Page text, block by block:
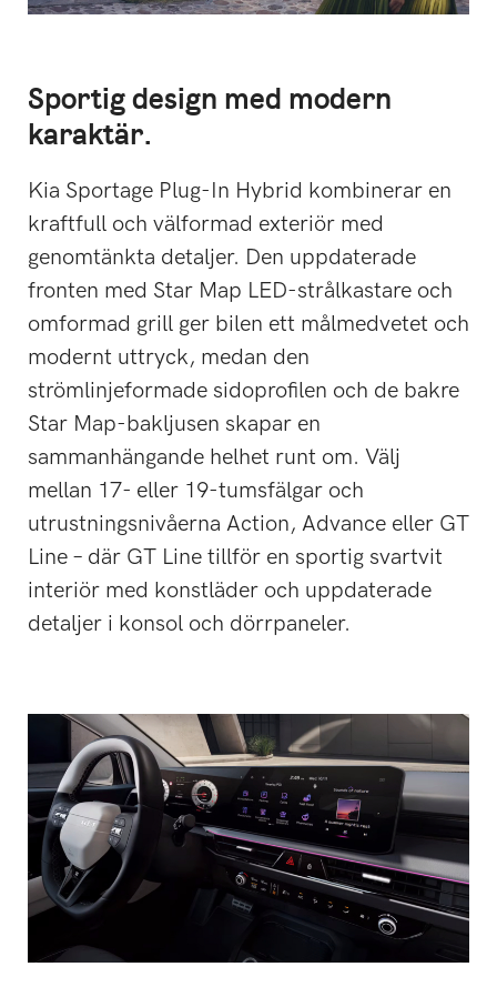
Sportig design med modern
karaktär.
Kia Sportage Plug-In Hybrid kombinerar en
kraftfull och välformad exteriör med
genomtänkta detaljer. Den uppdaterade
fronten med Star Map LED-strålkastare och
omformad grill ger bilen ett målmedvetet och
modernt uttryck, medan den
strömlinjeformade sidoprofilen och de bakre
Star Map-bakljusen skapar en
sammanhängande helhet runt om. Välj
mellan 17- eller 19-tumsfälgar och
utrustningsnivåerna Action, Advance eller GT
Line – där GT Line tillför en sportig svartvit
interiör med konstläder och uppdaterade
detaljer i konsol och dörrpaneler.